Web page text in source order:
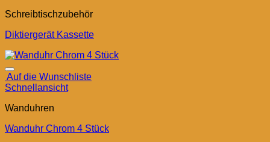
Schreibtischzubehör
Diktiergerät Kassette
Auf die Wunschliste
Schnellansicht
Wanduhren
Wanduhr Chrom 4 Stück